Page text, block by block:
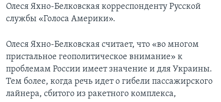
Олеся Яхно-Белковская корреспонденту Русской
службы «Голоса Америки».
Олеся Яхно-Белковская считает, что «во многом
пристальное геополитическое внимание» к
проблемам России имеет значение и для Украины.
Тем более, когда речь идет о гибели пассажирского
лайнера, сбитого из ракетного комплекса,